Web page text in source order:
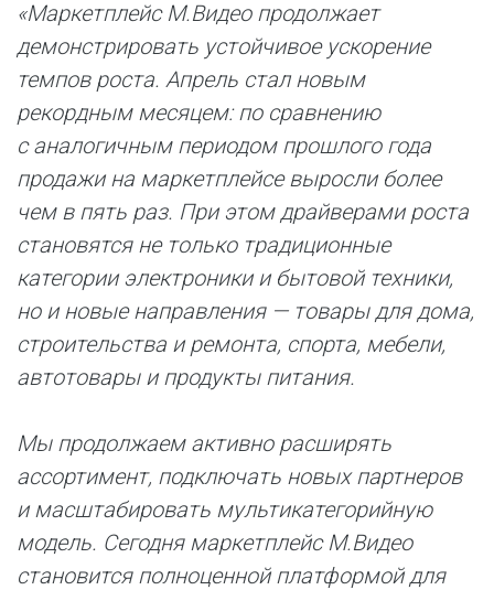
«Маркетплейс М.Видео продолжает
демонстрировать устойчивое ускорение
темпов роста. Апрель стал новым
рекордным месяцем: по сравнению
с аналогичным периодом прошлого года
продажи на маркетплейсе выросли более
чем в пять раз. При этом драйверами роста
становятся не только традиционные
категории электроники и бытовой техники,
но и новые направления — товары для дома,
строительства и ремонта, спорта, мебели,
автотовары и продукты питания.
Мы продолжаем активно расширять
ассортимент, подключать новых партнеров
и масштабировать мультикатегорийную
модель. Сегодня маркетплейс М.Видео
становится полноценной платформой для